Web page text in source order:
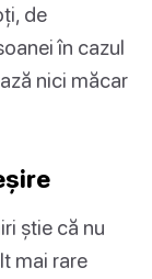
de
în cazul
nici măcar
știe că nu
mai rare